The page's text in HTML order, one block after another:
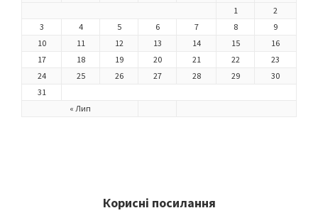
« Лип
1
2
3
4 5 6 7 8
9
10
11 12 13 14 15
16
17
18 19 20 21 22
23
24
25 26 27 28 29
30
31
Корисні посилання